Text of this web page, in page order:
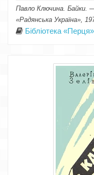
Павло Ключина. Байки.
«Радянська Україна»,
Бібліотека «Перця»